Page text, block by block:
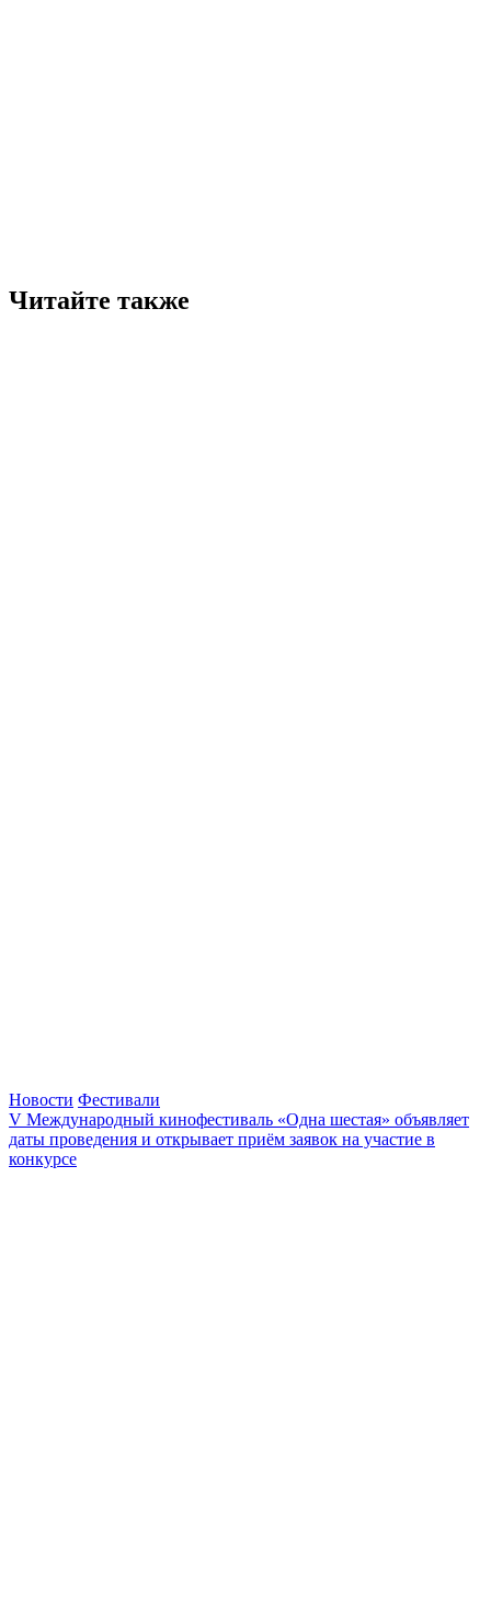
Читайте также
Новости Фестивали
V Международный кинофестиваль «Одна шестая» объявляет
даты проведения и открывает приём заявок на участие в
конкурсе